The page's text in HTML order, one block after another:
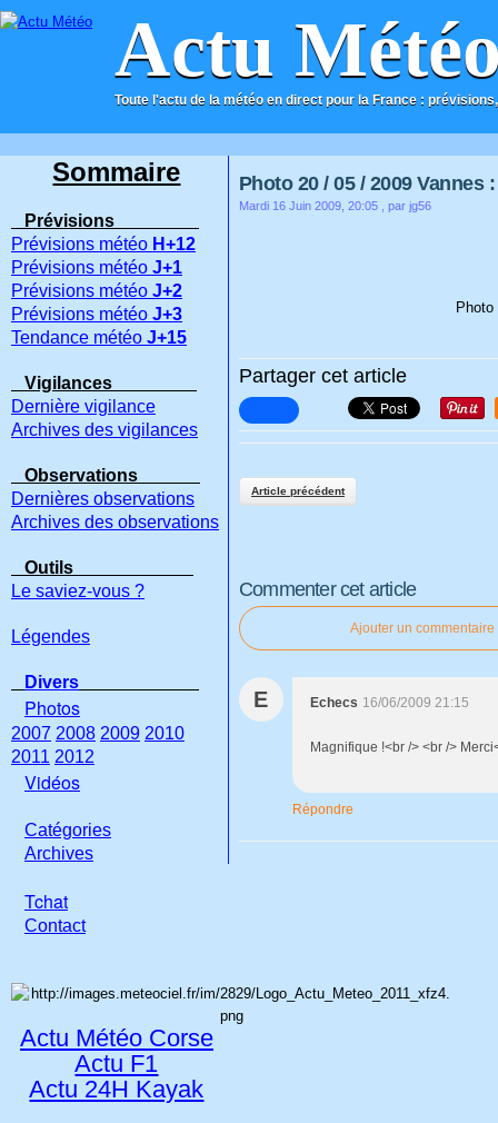
Actu
Toute l'actu de la météo en direct pour la France :
ACCUEIL CONTACT
Photo 20 / 05 / 2009
Mardi 16 Juin 2009, 20:05 , par jg56
Partager cet article
Article précédent
Commenter cet article
Ajouter un commentaire
E Echecs 16/06/2009 21:15
Magnifique !<br /> <br />
Répondre
Sommaire
Prévisions
Prévisions météo H+12
Prévisions météo J+1
Prévisions météo J+2
Prévisions météo J+3
Tendance météo J+15
Vigilances
Dernière vigilance
Archives des vigilances
Observations
Dernières observations
Archives des observations
Outils
Le saviez-vous ?
Légendes
Divers
Photos
2007 2008 2009 2010
2011 2012
Vidéos
Catégories
Archives
Tchat
Contact
Actu Météo Corse
Actu F1
Actu 24H Kayak